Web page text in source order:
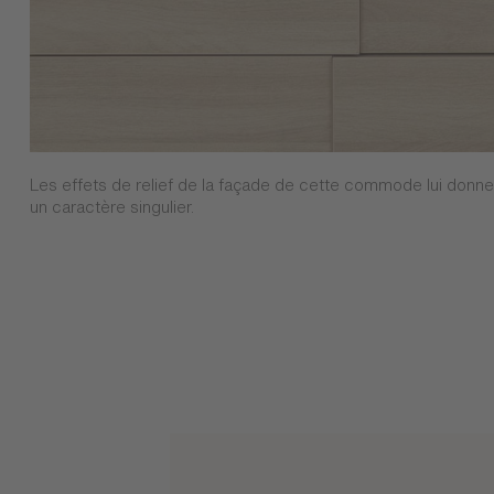
Les effets de relief de la façade de cette commode lui
un caractère singulier.